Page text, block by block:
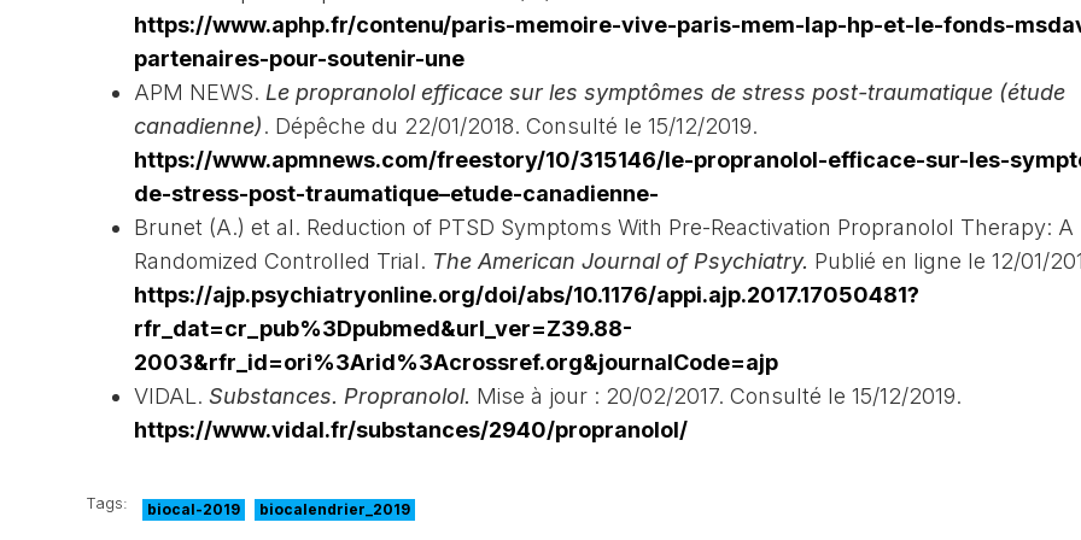
https://www.aphp.fr/contenu/paris-memoire-vive-paris-mem-lap-hp-et-le-fonds-
partenaires-pour-soutenir-une
APM NEWS. Le propranolol efficace sur les symptômes de stress post-traumatique (étude
canadienne). Dépêche du 22/01/2018. Consulté le 15/12/2019.
https://www.apmnews.com/freestory/10/315146/le-propranolol-efficace-sur-les-
de-stress-post-traumatique–etude-canadienne-
Brunet (A.) et al. Reduction of PTSD Symptoms With Pre-Reactivation Propranolol Therapy: A
Randomized Controlled Trial. The American Journal of Psychiatry. Publié en ligne le 12/01/
https://ajp.psychiatryonline.org/doi/abs/10.1176/appi.ajp.2017.17050481?
rfr_dat=cr_pub%3Dpubmed&url_ver=Z39.88-
2003&rfr_id=ori%3Arid%3Acrossref.org&journalCode=ajp
VIDAL. Substances. Propranolol. Mise à jour : 20/02/2017. Consulté le 15/12/2019.
https://www.vidal.fr/substances/2940/propranolol/
Tags: biocal-2019 biocalendrier_2019